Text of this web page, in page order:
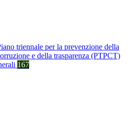
triennale per la prevenzione della
e della trasparenza (PTPCT)
167